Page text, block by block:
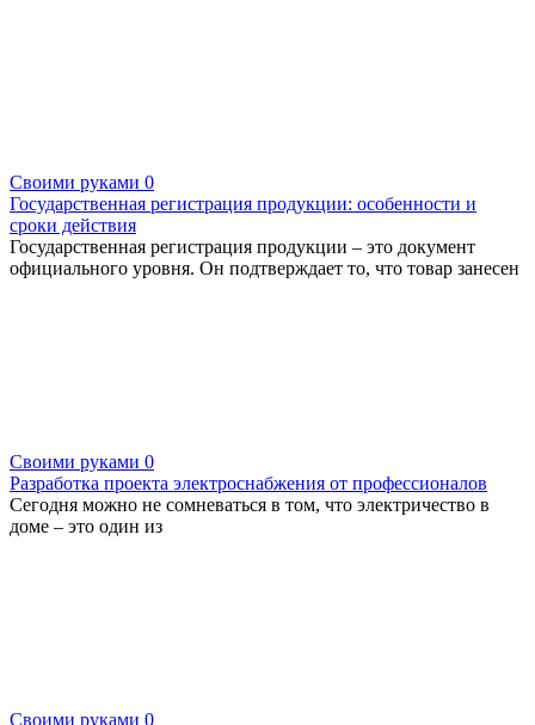
Своими руками 0
Государственная регистрация продукции: особенности и
сроки действия
Государственная регистрация продукции – это документ
официального уровня. Он подтверждает то, что товар занесен
Своими руками 0
Разработка проекта электроснабжения от профессионалов
Сегодня можно не сомневаться в том, что электричество в
доме – это один из
Своими руками 0